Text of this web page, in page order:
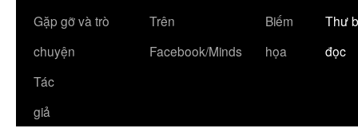
Gặp gỡ và trò
chuyện
Trên
Facebook/Minds
Biếm
họa
Thư
đọc
Tác
giả